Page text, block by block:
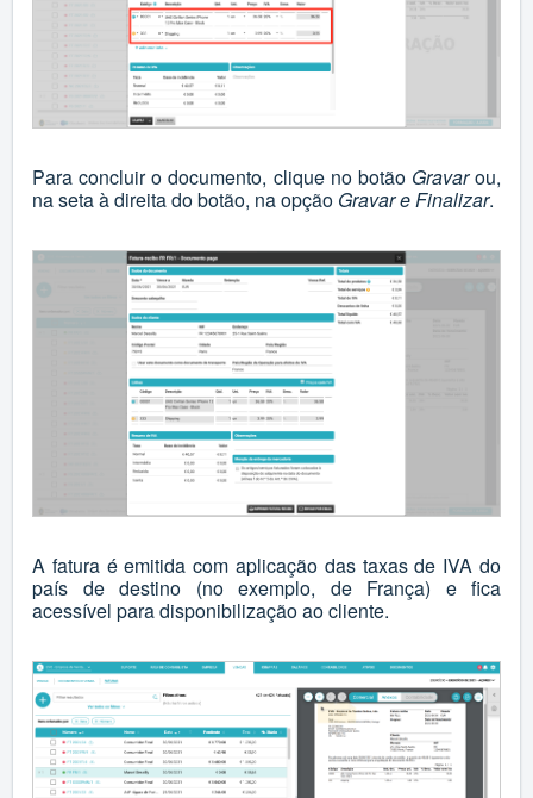
Para concluir o documento, clique no botão Gravarou,
na seta à direita do botão, na opção Gravar e Finalizar.
A fatura é emitida com aplicação das taxas de IVA do
país de destino (no exemplo, de França) e fica
acessível para disponibilização ao cliente.